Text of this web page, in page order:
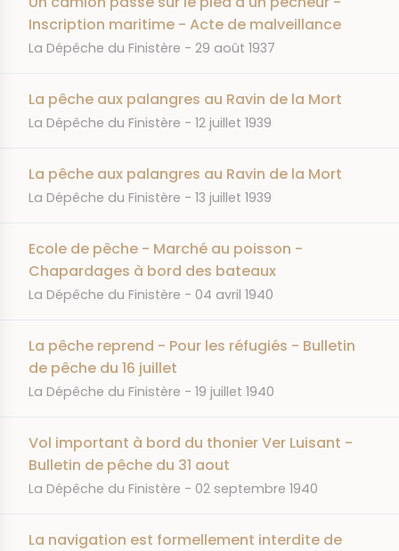
Inscription maritime - Acte de malveillance
JOURNAL
La Dépêche du Finistère DATE
29 août 1937
La pêche aux palangres au Ravin de la Mort
JOURNAL
La Dépêche du Finistère DATE
12 juillet 1939
La pêche aux palangres au Ravin de la Mort
JOURNAL
La Dépêche du Finistère DATE
13 juillet 1939
Ecole de pêche - Marché au poisson -
Chapardages à bord des bateaux
JOURNAL
La Dépêche du Finistère DATE
04 avril 1940
La pêche reprend - Pour les réfugiés - Bulletin
de pêche du 16 juillet
JOURNAL
La Dépêche du Finistère DATE
19 juillet 1940
Vol important à bord du thonier Ver Luisant -
Bulletin de pêche du 31 aout
JOURNAL
La Dépêche du Finistère DATE
02 septembre 1940
La navigation est formellement interdite de